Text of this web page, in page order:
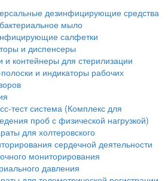
дезинфицирующие средства
мыло
салфетки
и диспенсеры
и контейнеры для стерилизации
и индикаторы рабочих
тест система (Комплекс для
проб с физической нагрузкой)
для холтеровского
сердечной деятельности
мониторирования
давления